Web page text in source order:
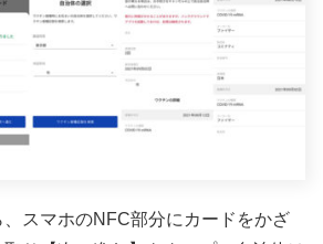
スマホのNFC部分にカードをかざ